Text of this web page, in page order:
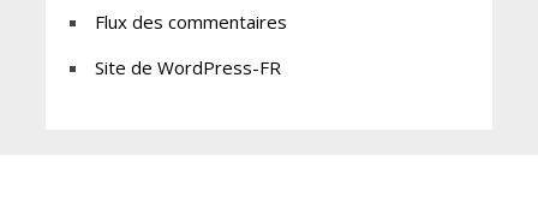
Flux des commentaires
Site de WordPress-FR